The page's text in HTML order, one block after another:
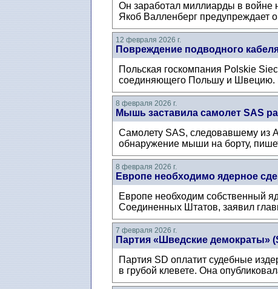
Он заработал миллиарды в
Якоб Валленберг предупреждает
12 февраля 2026 г.
Повреждение подводного
Польская госкомпания Polskie
соединяющего Польшу и Швецию.
8 февраля 2026 г.
Мышь заставила самолет SAS
Самолету SAS, следовавшему из
обнаружение мыши на борту,
8 февраля 2026 г.
Европе необходимо ядерное
Европе необходим собственный
Соединенных Штатов, заявил
7 февраля 2026 г.
Партия «Шведские демократы»
Партия SD оплатит судебные
в грубой клевете. Она